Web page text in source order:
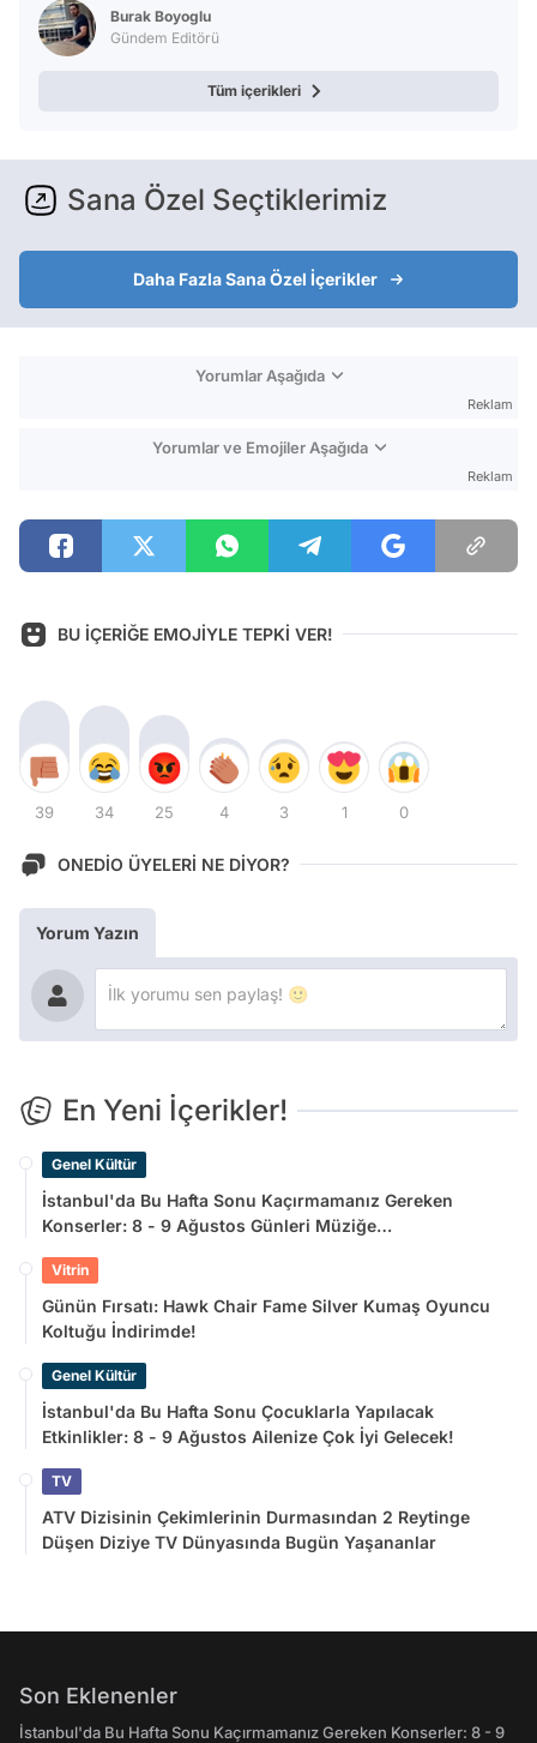
Burak Boyoglu
Gündem Editörü
Tüm içerikleri
Sana Özel Seçtiklerimiz
Daha Fazla Sana Özel İçerikler
Yorumlar Aşağıda
Reklam
Yorumlar ve Emojiler Aşağıda
Reklam
BU İÇERİĞE EMOJİYLE TEPKİ VER!
39 34 25 4 3 1 0
ONEDİO ÜYELERİ NE DİYOR?
Yorum Yazın
En Yeni İçerikler!
Genel Kültür
İstanbul'da Bu Hafta Sonu Kaçırmamanız Gereken
Konserler: 8 - 9 Ağustos Günleri Müziğe
Vitrin
Günün Fırsatı: Hawk Chair Fame Silver Kumaş Oyuncu
Koltuğu İndirimde!
Genel Kültür
İstanbul'da Bu Hafta Sonu Çocuklarla Yapılacak
Etkinlikler: 8 - 9 Ağustos Ailenize Çok İyi Gelecek!
TV
ATV Dizisinin Çekimlerinin Durmasından 2 Reytinge
Düşen Diziye TV Dünyasında Bugün Yaşananlar
Son Eklenenler
İstanbul'da Bu Hafta Sonu Kaçırmamanız Gereken Konserler: 8 - 9